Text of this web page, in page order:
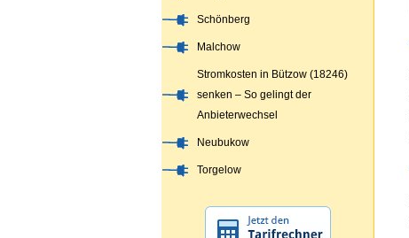
Schönberg
Malchow
Stromkosten in Bützow (18246)
senken – So gelingt der
Anbieterwechsel
Neubukow
Torgelow